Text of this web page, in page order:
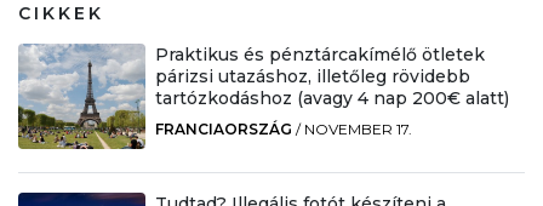
CIKKEK
Praktikus és pénztárcakímélő ötletek
párizsi utazáshoz, illetőleg rövidebb
tartózkodáshoz (avagy 4 nap 200€ alatt)
FRANCIAORSZÁG / NOVEMBER 17.